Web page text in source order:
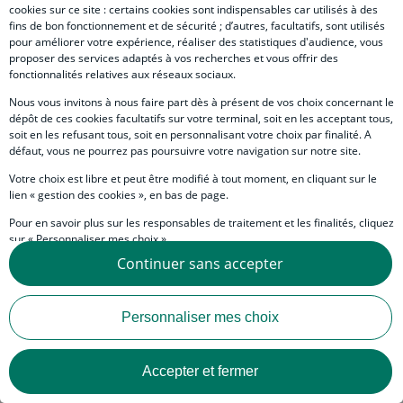
Download Report
Nos experts
Contacts / Experts
Image Prénom
Catherine
Economist
Against a backdrop of ongoing geopolitical
uncertainty, but with the US trade fog lifting, growth
rates are expected to remain steady or even pick up.
Fiscal measures will contribute to this resilience in a
variety of ways
policy in Japan, via Keynesian stimulus in the UK and
spending linked to the NGEU plan on the one hand and
cookies sur ce site : certains cookies sont indispensables car utilisés à des
fins de bon fonctionnement et de sécurité ; d’autres, facultatifs, sont utilisés
pour améliorer votre expérience, réaliser des statistiques d'audience, vous
proposer des services adaptés à vos recherches et vous offrir des
fonctionnalités relatives aux réseaux sociaux.
Nous vous invitons à nous faire part dès à présent de vos choix concernant le
dépôt de ces cookies facultatifs sur votre terminal, soit en les acceptant tous,
soit en les refusant tous, soit en personnalisant votre choix par finalité. A
défaut, vous ne pourrez pas poursuivre votre navigation sur notre site.
Votre choix est libre et peut être modifié à tout moment, en cliquant sur le
lien « gestion des cookies », en bas de page.
Pour en savoir plus sur les responsables de traitement et les finalités, cliquez
sur « Personnaliser mes choix ».
Vous pouvez également consulter notre Politique de protection des données
personnelles en cliquant sur le lien « Protection des données personnelles »
en bas de page.
Continuer sans accepter
Personnaliser mes choix
Accepter et fermer